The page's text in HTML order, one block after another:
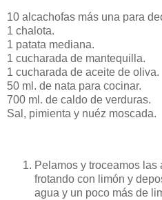
10 alcachofas más una para
1 chalota.
1 patata mediana.
1 cucharada de mantequilla.
1 cucharada de aceite de oliva.
50 ml. de nata para cocinar.
700 ml. de caldo de verduras.
Sal, pimienta y nuéz moscada.
Pelamos y troceamos
frotando con limón y
agua y un poco más de